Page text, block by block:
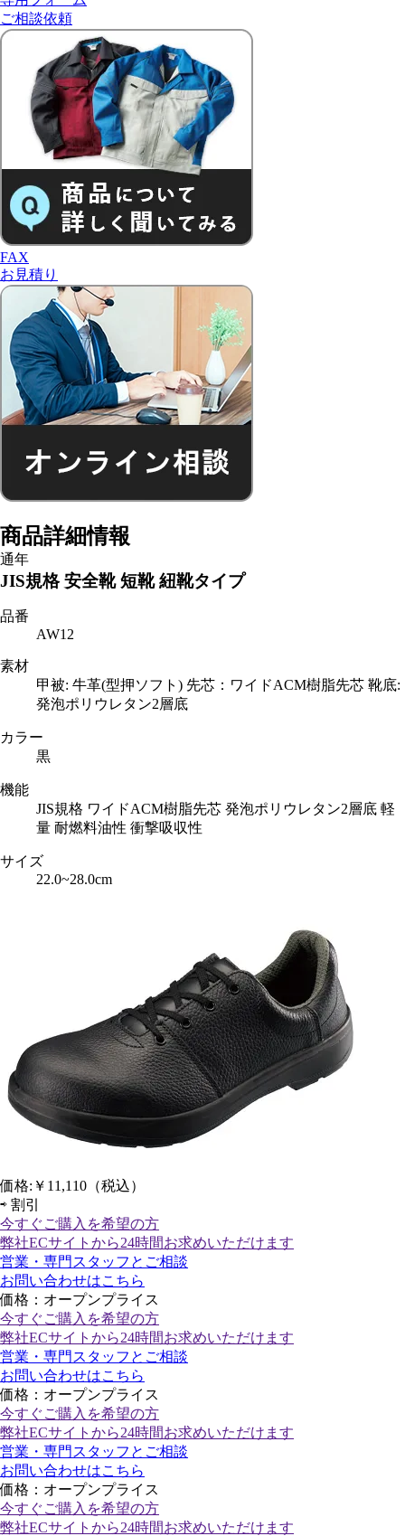
ご相談依頼
FAX
お見積り
商品詳細情報
通年
JIS規格 安全靴 短靴 紐靴タイプ
品番
AW12
素材
甲被: 牛革(型押ソフト) 先芯：ワイドACM樹脂先芯 靴底:
発泡ポリウレタン2層底
カラー
黒
機能
JIS規格 ワイドACM樹脂先芯 発泡ポリウレタン2層底 軽
量 耐燃料油性 衝撃吸収性
サイズ
22.0~28.0cm
価格: ￥11,110 （税込）
⇨ 割引
今すぐご購入 を希望の方
弊社ECサイトから24時間お求めいただけます
営業・専門スタッフとご相談
お問い合わせはこちら
価格：オープンプライス
今すぐご購入 を希望の方
弊社ECサイトから24時間お求めいただけます
営業・専門スタッフとご相談
お問い合わせはこちら
価格：オープンプライス
今すぐご購入 を希望の方
弊社ECサイトから24時間お求めいただけます
営業・専門スタッフとご相談
お問い合わせはこちら
価格：オープンプライス
今すぐご購入 を希望の方
弊社ECサイトから24時間お求めいただけます